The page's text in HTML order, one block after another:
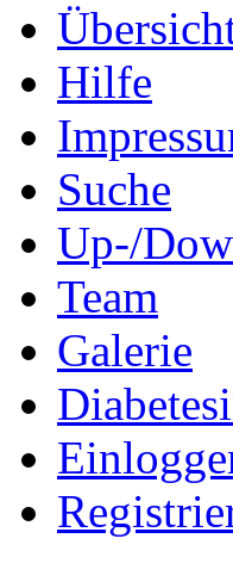
Hilfe
Suche
Up-/
Team
Galerie